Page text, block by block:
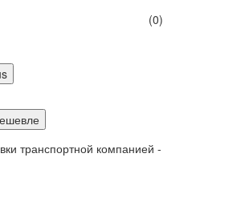
(0)
транспортной компанией -